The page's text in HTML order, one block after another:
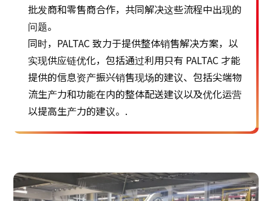
批发商和零售商合作，共同解决这些流程中出现的
问题。
同时，PALTAC 致力于提供整体销售解决方案，以
实现供应链优化，包括通过利用只有 PALTAC 才能
提供的信息资产振兴销售现场的建议、包括尖端物
流生产力和功能在内的整体配送建议以及优化运营
以提高生产力的建议。.